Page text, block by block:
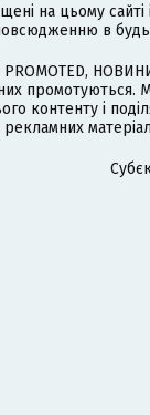
на цьому
в будь-
них
контенту і